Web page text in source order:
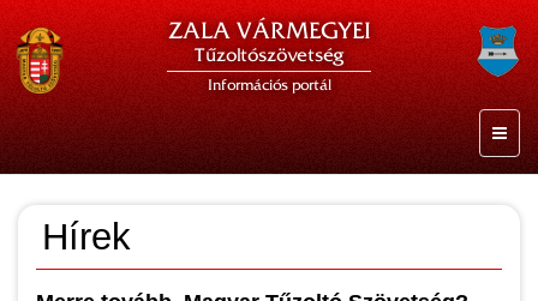
ZALA VÁRMEGYEI
Tűzoltószövetség
Információs portál
Hírek